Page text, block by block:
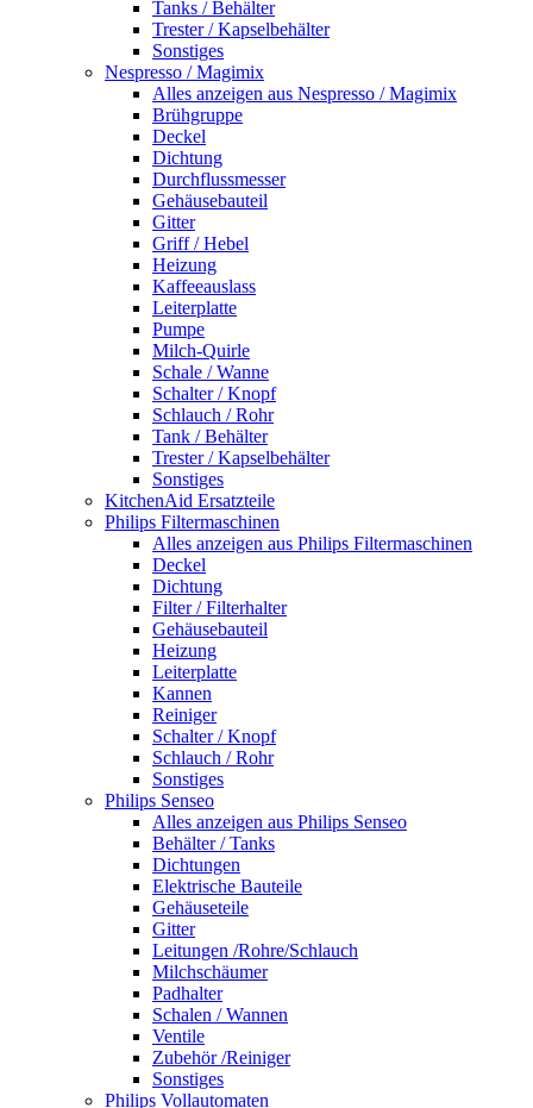
Tanks / Behälter
Trester / Kapselbehälter
Sonstiges
Nespresso / Magimix
Alles anzeigen aus Nespresso / Magimix
Brühgruppe
Deckel
Dichtung
Durchflussmesser
Gehäusebauteil
Gitter
Griff / Hebel
Heizung
Kaffeeauslass
Leiterplatte
Pumpe
Milch-Quirle
Schale / Wanne
Schalter / Knopf
Schlauch / Rohr
Tank / Behälter
Trester / Kapselbehälter
Sonstiges
KitchenAid Ersatzteile
Philips Filtermaschinen
Alles anzeigen aus Philips Filtermaschinen
Deckel
Dichtung
Filter / Filterhalter
Gehäusebauteil
Heizung
Leiterplatte
Kannen
Reiniger
Schalter / Knopf
Schlauch / Rohr
Sonstiges
Philips Senseo
Alles anzeigen aus Philips Senseo
Behälter / Tanks
Dichtungen
Elektrische Bauteile
Gehäuseteile
Gitter
Leitungen /Rohre/Schlauch
Milchschäumer
Padhalter
Schalen / Wannen
Ventile
Zubehör /Reiniger
Sonstiges
Philips Vollautomaten